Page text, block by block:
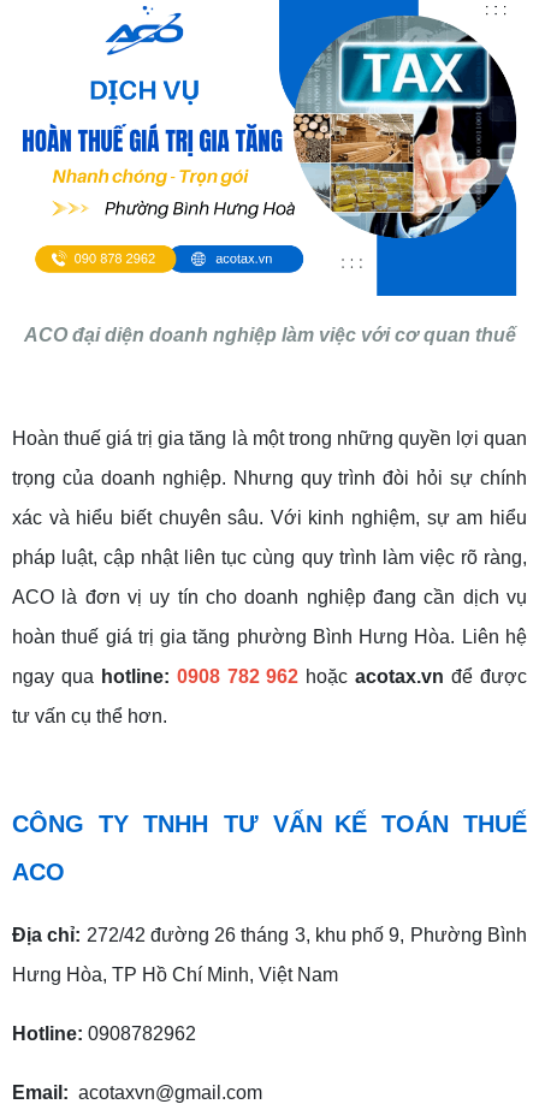
ACO đại diện doanh nghiệp làm việc với cơ quan thuế
Hoàn thuế giá trị gia tăng là một trong những quyền lợi quan
trọng của doanh nghiệp. Nhưng quy trình đòi hỏi sự chính
xác và hiểu biết chuyên sâu. Với kinh nghiệm, sự am hiểu
pháp luật, cập nhật liên tục cùng quy trình làm việc rõ ràng,
ACO là đơn vị uy tín cho doanh nghiệp đang cần dịch vụ
hoàn thuế giá trị gia tăng phường Bình Hưng Hòa. Liên hệ
ngay qua hotline: 0908 782 962 hoặcacotax.vn để được
tư vấn cụ thể hơn.
CÔNG TY TNHH TƯ VẤN KẾ TOÁN THUẾ
ACO
Địa chỉ: 272/42 đường 26 tháng 3, khu phố 9, Phường Bình
Hưng Hòa, TP Hồ Chí Minh, Việt Nam
Hotline: 0908782962
Email: acotaxvn@gmail.com